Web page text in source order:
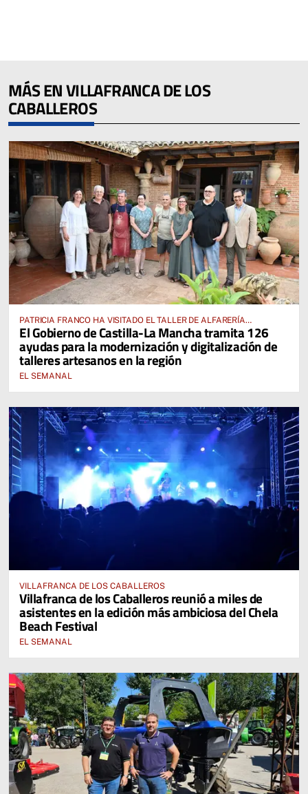
MÁS EN VILLAFRANCA DE LOS
CABALLEROS
PATRICIA FRANCO HA VISITADO EL TALLER DE ALFARERÍA
HERMANOS PEÑO EN VILLAFRANCA DE LOS CABALLEROS
El Gobierno de Castilla-La Mancha tramita 126
ayudas para la modernización y digitalización de
talleres artesanos en la región
EL SEMANAL
VILLAFRANCA DE LOS CABALLEROS
Villafranca de los Caballeros reunió a miles de
asistentes en la edición más ambiciosa del Chela
Beach Festival
EL SEMANAL